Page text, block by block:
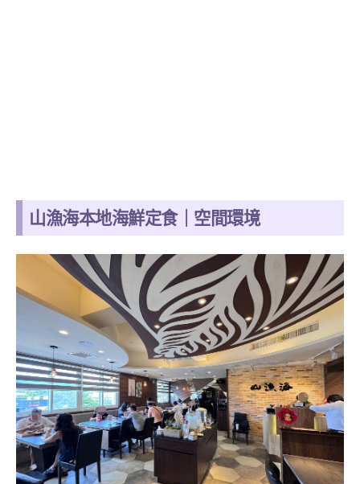
山漁海本地海鮮定食｜空間環境